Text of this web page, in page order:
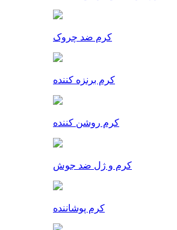
کرم ضد چروک
کرم برنزه کننده
کرم روشن کننده
کرم و ژل ضد جوش
کرم پوشاننده